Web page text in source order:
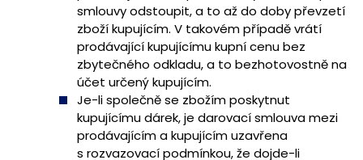
smlouvy odstoupit, a to až do doby převzetí
zboží kupujícím. V takovém případě vrátí
prodávající kupujícímu kupní cenu bez
zbytečného odkladu, a to bezhotovostně na
účet určený kupujícím.
Je-li společně se zbožím poskytnut
kupujícímu dárek, je darovací smlouva mezi
prodávajícím a kupujícím uzavřena
s rozvazovací podmínkou, že dojde-li